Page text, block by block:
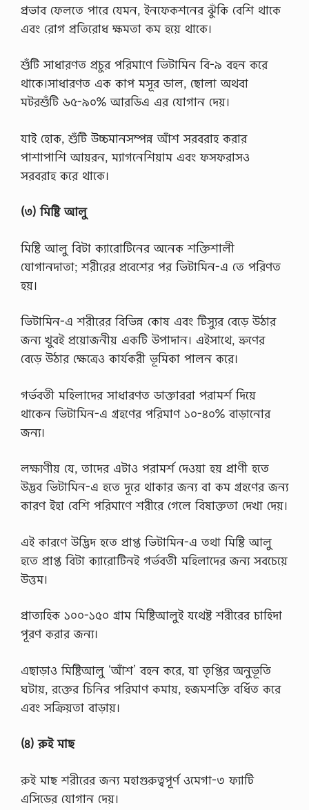
প্রভাব ফেলতে পারে যেমন, ইনফেকশনের ঝুঁকি বেশি থাকে
এবং রোগ প্রতিরোধ ক্ষমতা কম হয়ে থাকে।
শুঁটি সাধারণত প্রচুর পরিমাণে ভিটামিন বি-৯ বহন করে
থাকে।সাধারণত এক কাপ মসূর ডাল, ছোলা অথবা
মটরশুঁটি ৬৫-৯০% আরডিএ এর যোগান দেয়।
যাই হোক, শুঁটি উচ্চমানসম্পন্ন আঁশ সরবরাহ করার
পাশাপাশি আয়রন, ম্যাগনেশিয়াম এবং ফসফরাসও
সরবরাহ করে থাকে।
(৩) মিষ্টি আলু
মিষ্টি আলু বিটা ক্যারোটিনের অনেক শক্তিশালী
যোগানদাতা; শরীরের প্রবেশের পর ভিটামিন-এ তে পরিণত
হয়।
ভিটামিন-এ শরীরের বিভিন্ন কোষ এবং টিস্যুর বেড়ে উঠার
জন্য খুবই প্রয়োজনীয় একটি উপাদান। এইসাথে, ভ্রুণের
বেড়ে উঠার ক্ষেত্রেও কার্যকরী ভূমিকা পালন করে।
গর্ভবতী মহিলাদের সাধারণত ডাক্তাররা পরামর্শ দিয়ে
থাকেন ভিটামিন-এ গ্রহণের পরিমাণ ১০-৪০% বাড়ানোর
জন্য।
লক্ষ্যণীয় যে, তাদের এটাও পরামর্শ দেওয়া হয় প্রাণী হতে
উদ্ভব ভিটামিন-এ হতে দূরে থাকার জন্য বা কম গ্রহণের জন্য
কারণ ইহা বেশি পরিমাণে শরীরে গেলে বিষাক্ততা দেখা দেয়।
এই কারণে উদ্ভিদ হতে প্রাপ্ত ভিটামিন-এ তথা মিষ্টি আলু
হতে প্রাপ্ত বিটা ক্যারোটিনই গর্ভবতী মহিলাদের জন্য সবচেয়ে
উত্তম।
প্রাত্যহিক ১০০-১৫০ গ্রাম মিষ্টিআলুই যথেষ্ট শরীরের চাহিদা
পূরণ করার জন্য।
এছাড়াও মিষ্টিআলু ‘আঁশ’ বহন করে, যা তৃপ্তির অনুভূতি
ঘটায়, রক্তের চিনির পরিমাণ কমায়, হজমশক্তি বর্ধিত করে
এবং সক্রিয়তা বাড়ায়।
(৪) রুই মাছ
রুই মাছ শরীরের জন্য মহাগুরুত্বপূর্ণ ওমেগা-৩ ফ্যাটি
এসিডের যোগান দেয়।